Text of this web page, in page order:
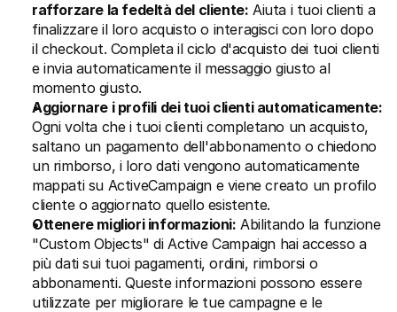
rafforzare la fedeltà del cliente: Aiuta i tuoi clienti a
finalizzare il loro acquisto o interagisci con loro dopo
il checkout. Completa il ciclo d'acquisto dei tuoi clienti
e invia automaticamente il messaggio giusto al
momento giusto.
Ogni volta che i tuoi clienti completano un acquisto,
saltano un pagamento dell'abbonamento o chiedono
un rimborso, i loro dati vengono automaticamente
mappati su ActiveCampaign e viene creato un profilo
cliente o aggiornato quello esistente.
Ottenere migliori informazioni: Abilitando la funzione
"Custom Objects" di Active Campaign hai accesso a
più dati sui tuoi pagamenti, ordini, rimborsi o
abbonamenti. Queste informazioni possono essere
utilizzate per migliorare le tue campagne e le